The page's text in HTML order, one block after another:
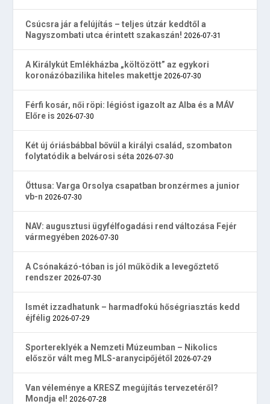
Csúcsra jár a felújítás – teljes útzár keddtől a
Nagyszombati utca érintett szakaszán! 2026-07-31
A Királykút Emlékházba „költözött” az egykori
koronázóbazilika hiteles makettje 2026-07-30
Férfi kosár, női röpi: légióst igazolt az Alba és a MÁV
Előre is 2026-07-30
Két új óriásbábbal bővül a királyi család, szombaton
folytatódik a belvárosi séta 2026-07-30
Öttusa: Varga Orsolya csapatban bronzérmes a junior
vb-n 2026-07-30
NAV: augusztusi ügyfélfogadási rend változása Fejér
vármegyében 2026-07-30
A Csónakázó-tóban is jól működik a levegőztető
rendszer 2026-07-30
Ismét izzadhatunk – harmadfokú hőségriasztás kedd
éjfélig 2026-07-29
Sportereklyék a Nemzeti Múzeumban – Nikolics
először vált meg MLS-aranycipőjétől 2026-07-29
Van véleménye a KRESZ megújítás tervezetéről?
Mondja el! 2026-07-28